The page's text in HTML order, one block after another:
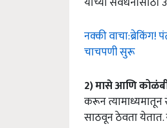
नक्की वाचा:ब्रेकिंग!
चाचपणी सुरू
2)मासेआणि
करून त्यामाध्यमातून
साठवून ठेवता येतात.